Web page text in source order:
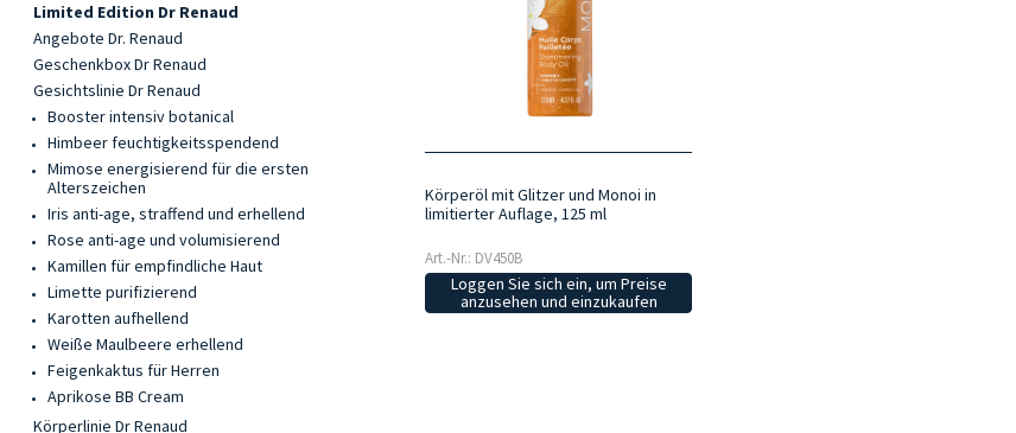
Limited Edition Dr Renaud
Angebote Dr. Renaud
Geschenkbox Dr Renaud
Gesichtslinie Dr Renaud
Booster intensiv botanical
Himbeer feuchtigkeitsspendend
Mimose energisierend für die ersten
Alterszeichen
Iris anti-age, straffend und erhellend
Rose anti-age und volumisierend
Kamillen für empfindliche Haut
Limette purifizierend
Karotten aufhellend
Weiße Maulbeere erhellend
Feigenkaktus für Herren
Aprikose BB Cream
Körperlinie Dr Renaud
Körperöl mit Glitzer und Monoi in
limitierter Auflage, 125 ml
Art.-Nr.: DV450B
Loggen Sie sich ein, um Preise
anzusehen und einzukaufen